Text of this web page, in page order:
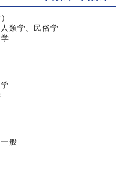
類学、民俗学
般